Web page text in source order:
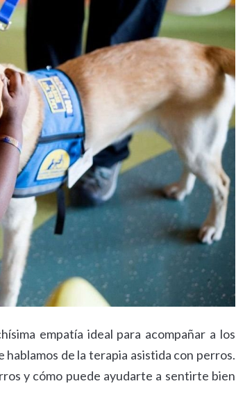
empatía ideal para acompañar a los
de la terapia asistida con perros.
y cómo puede ayudarte a sentirte bien